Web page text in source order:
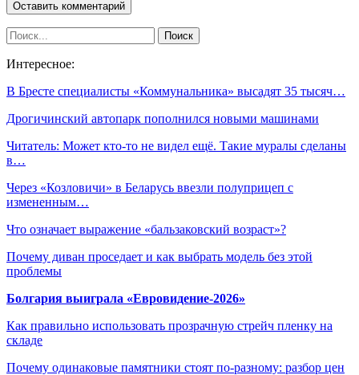
Интересное:
В Бресте специалисты «Коммунальника» высадят 35 тысяч…
Дрогичинский автопарк пополнился новыми машинами
Читатель: Может кто-то не видел ещё. Такие муралы сделаны
в…
Через «Козловичи» в Беларусь ввезли полуприцеп с
измененным…
Что означает выражение «бальзаковский возраст»?
Почему диван проседает и как выбрать модель без этой
проблемы
Болгария выиграла «Евровидение-2026»
Как правильно использовать прозрачную стрейч пленку на
складе
Почему одинаковые памятники стоят по-разному: разбор цен